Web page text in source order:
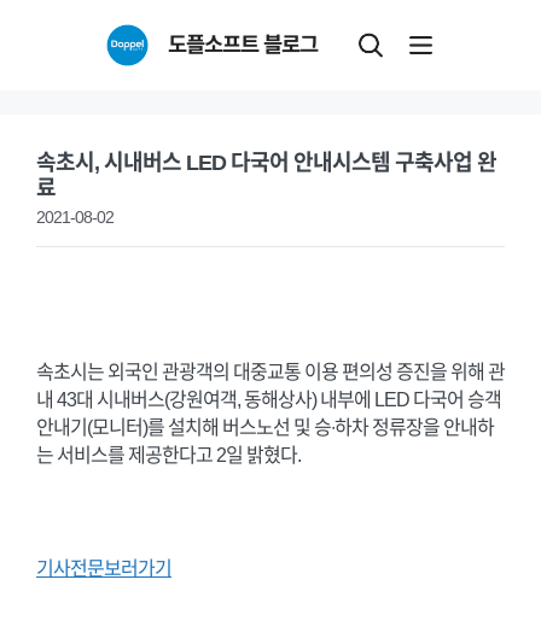
도플소프트 블로그
속초시, 시내버스 LED 다국어 안내시스템 구축사업 완
료
2021-08-02
속초시는 외국인 관광객의 대중교통 이용 편의성 증진을 위해 관
내 43대 시내버스(강원여객, 동해상사) 내부에 LED 다국어 승객
안내기(모니터)를 설치해 버스노선 및 승∙하차 정류장을 안내하
는 서비스를 제공한다고 2일 밝혔다.
기사전문보러가기